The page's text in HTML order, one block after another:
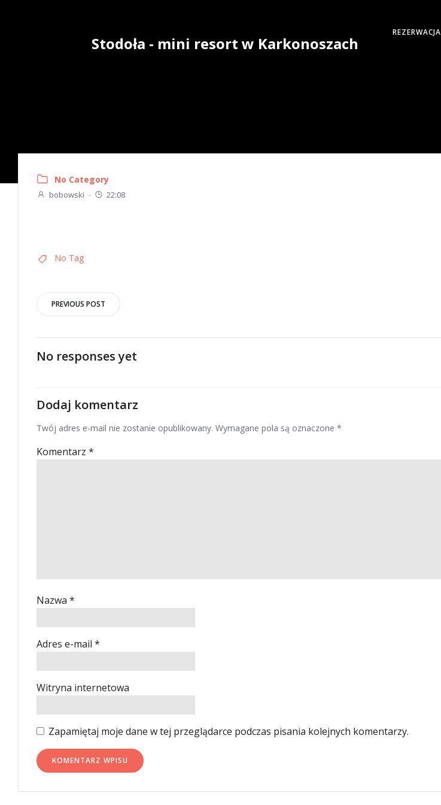
Stodoła - mini resort w Karkonoszach
REZERWACJA
No Category
bobowski - 22:08
No Tag
Post
navigation
PREVIOUS POST
No responses yet
Dodaj komentarz
Twój adres e-mail nie zostanie opublikowany. Wymagane pola są oznaczone *
Komentarz *
Nazwa *
Adres e-mail *
Witryna internetowa
Zapamiętaj moje dane w tej przeglądarce podczas pisania kolejnych komentarzy.